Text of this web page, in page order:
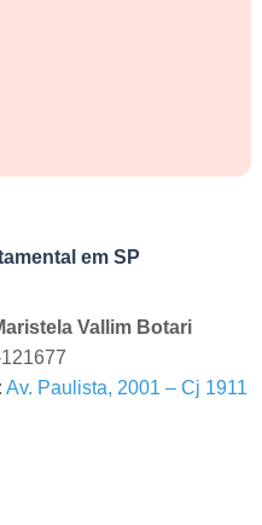
em SP
Vallim Botari
Av. Paulista, 2001 – Cj 1911